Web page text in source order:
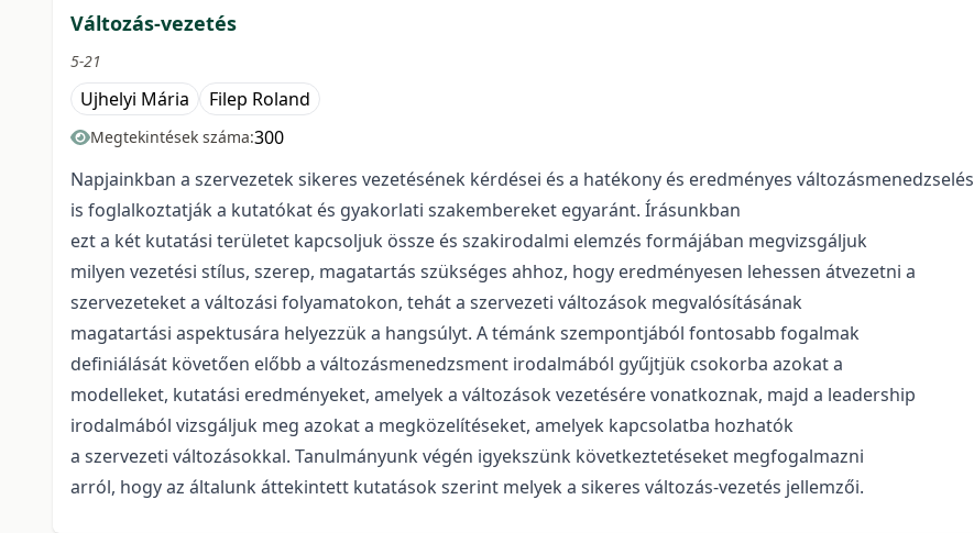
Változás-vezetés
5-21
Ujhelyi Mária Filep Roland
Megtekintések száma:300
Napjainkban a szervezetek sikeres vezetésének kérdései és a hatékony és eredményes változásmenedzselés
is foglalkoztatják a kutatókat és gyakorlati szakembereket egyaránt. Írásunkban
ezt a két kutatási területet kapcsoljuk össze és szakirodalmi elemzés formájában megvizsgáljuk
milyen vezetési stílus, szerep, magatartás szükséges ahhoz, hogy eredményesen lehessen átvezetni a
szervezeteket a változási folyamatokon, tehát a szervezeti változások megvalósításának
magatartási aspektusára helyezzük a hangsúlyt. A témánk szempontjából fontosabb fogalmak
definiálását követően előbb a változásmenedzsment irodalmából gyűjtjük csokorba azokat a
modelleket, kutatási eredményeket, amelyek a változások vezetésére vonatkoznak, majd a leadership
irodalmából vizsgáljuk meg azokat a megközelítéseket, amelyek kapcsolatba hozhatók
a szervezeti változásokkal. Tanulmányunk végén igyekszünk következtetéseket megfogalmazni
arról, hogy az általunk áttekintett kutatások szerint melyek a sikeres változás-vezetés jellemzői.